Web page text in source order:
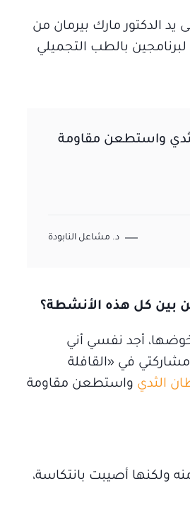
يد الدكتور مارك بيرمان من
بالطب التجميلي
واستطعن مقاومة
د. مشاعل النابودة
بين كل هذه الأنشطة؟
أجد نفسي أني
في «القافلة
الثدي واستطعن مقاومة
ولكنها أصيبت بانتكاسة،